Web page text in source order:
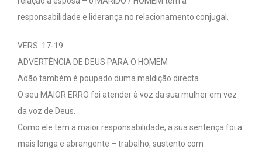
responsabilidade e liderança no relacionamento conjugal.
VERS. 17-19
ADVERTÊNCIA DE DEUS PARA O HOMEM
Adão também é poupado duma maldição directa.
O seu MAIOR ERRO foi atender à voz da sua mulher em vez
da voz de Deus.
Como ele tem a maior responsabilidade, a sua sentença foi a
mais longa e abrangente – trabalho, sustento com